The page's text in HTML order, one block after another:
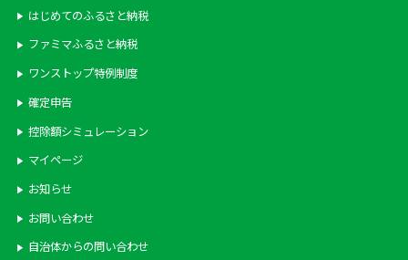
はじめてのふるさと納税
ファミマふるさと納税
ワンストップ特例制度
確定申告
控除額シミュレーション
マイページ
お知らせ
お問い合わせ
自治体からの問い合わせ